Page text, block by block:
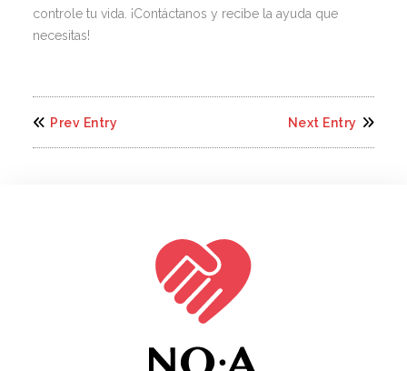
controle tu vida. ¡Contáctanos y recibe la ayuda que
necesitas!
Prev Entry Next Entry